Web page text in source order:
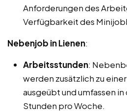
Anforderungen des
Verfügbarkeit des
Nebenjob in Lienen:
Arbeitsstunden:
werden zusätzlich zu
ausgeübt und umfassen in
Stunden pro Woche.